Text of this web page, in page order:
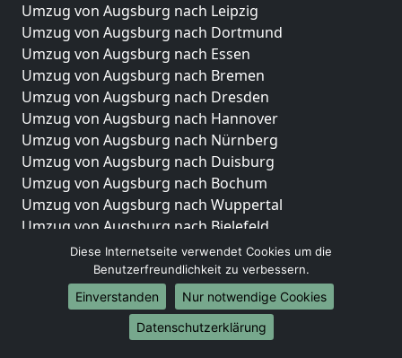
Umzug von Augsburg nach Leipzig
Umzug von Augsburg nach Dortmund
Umzug von Augsburg nach Essen
Umzug von Augsburg nach Bremen
Umzug von Augsburg nach Dresden
Umzug von Augsburg nach Hannover
Umzug von Augsburg nach Nürnberg
Umzug von Augsburg nach Duisburg
Umzug von Augsburg nach Bochum
Umzug von Augsburg nach Wuppertal
Umzug von Augsburg nach Bielefeld
Umzug von Augsburg nach Bonn
Umzug von Augsburg nach Münster
Internationale-Umzüge
Umzug von Augsburg nach Brasilien
Diese Internetseite verwendet Cookies um die
Benutzerfreundlichkeit zu verbessern.
Einverstanden
Nur notwendige Cookies
Datenschutzerklärung